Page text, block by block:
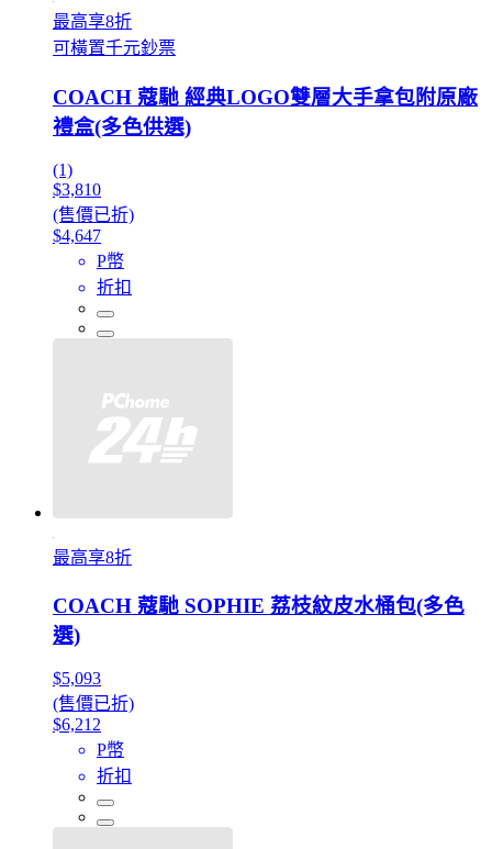
最高享8折
可橫置千元鈔票
COACH 蔻馳 經典LOGO雙層大手拿包附原廠
禮盒(多色供選)
(1)
$3,810
(售價已折)
$4,647
P幣
折扣
最高享8折
COACH 蔻馳 SOPHIE 荔枝紋皮水桶包(多色
選)
$5,093
(售價已折)
$6,212
P幣
折扣